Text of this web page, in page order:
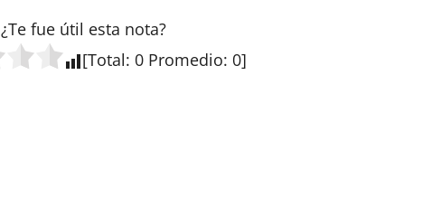
¿Te fue útil esta nota?
[Total: 0 Promedio: 0]